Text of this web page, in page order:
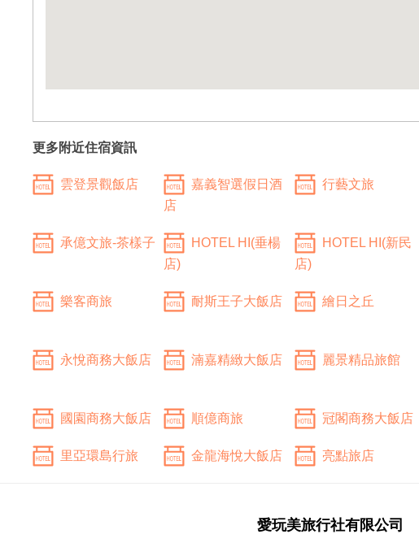
更多附近住宿資訊
雲登景觀飯店
嘉義智選假日酒
店
行藝文旅
承億文旅-茶樣子
HOTEL HI(垂楊
店)
HOTEL HI(新民
店)
樂客商旅 耐斯王子大飯店 繪日之丘
永悅商務大飯店 湳嘉精緻大飯店 麗景精品旅館
國園商務大飯店 順億商旅 冠閣商務大飯店
里亞環島行旅 金龍海悅大飯店 亮點旅店
愛玩美旅行社有限公司